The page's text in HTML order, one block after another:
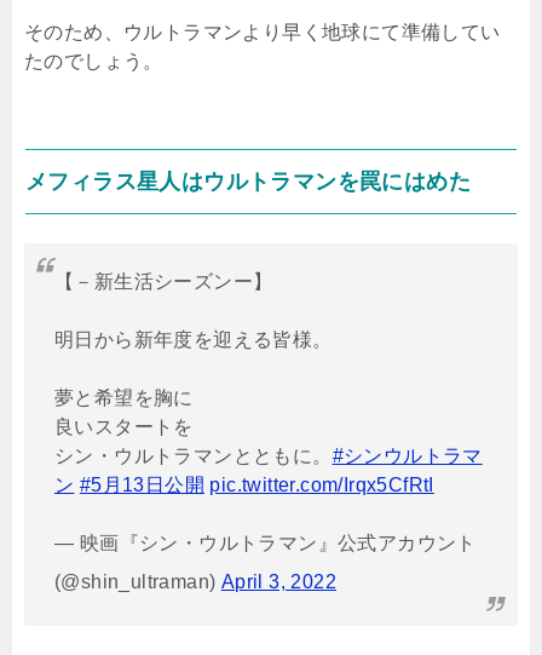
そのため、ウルトラマンより早く地球にて準備してい
たのでしょう。
メフィラス星人はウルトラマンを罠にはめた
【－新生活シーズンー】
明日から新年度を迎える皆様。
夢と希望を胸に
良いスタートを
シン・ウルトラマンとともに。 #シンウルトラマ
ン #5月13日公開 pic.twitter.com/Irqx5CfRtI
— 映画『シン・ウルトラマン』公式アカウント
(@shin_ultraman) April 3, 2022